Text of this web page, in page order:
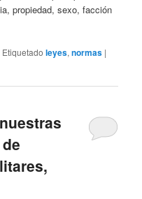
propiedad, sexo, facción
Etiquetado leyes,normas |